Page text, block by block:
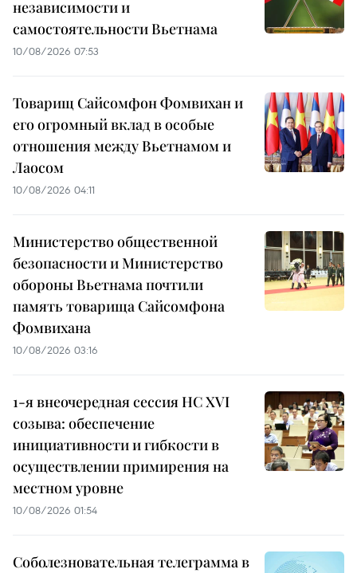
независимости и
самостоятельности Вьетнама
10/08/2026 07:53
Товарищ Сайсомфон Фомвихан и
его огромный вклад в особые
отношения между Вьетнамом и
Лаосом
10/08/2026 04:11
Министерство общественной
безопасности и Министерство
обороны Вьетнама почтили
память товарища Сайсомфона
Фомвихана
10/08/2026 03:16
1-я внеочередная сессия НС XVI
созыва: обеспечение
инициативности и гибкости в
осуществлении примирения на
местном уровне
10/08/2026 01:54
Соболезновательная телеграмма в